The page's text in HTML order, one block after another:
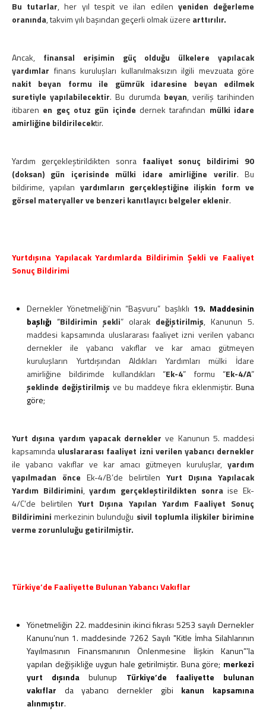
Bu tutarlar, her yıl tespit ve ilan edilen yeniden değerleme
oranında, takvim yılı başından geçerli olmak üzere arttırılır.
Ancak, finansal erişimin güç olduğu ülkelere yapılacak
yardımlar finans kuruluşları kullanılmaksızın ilgili mevzuata göre
nakit beyan formu ile gümrük idaresine beyan edilmek
suretiyle yapılabilecektir. Bu durumda beyan, veriliş tarihinden
itibaren en geç otuz gün içinde dernek tarafından mülki idare
amirliğine bildirilecektir.
Yardım gerçekleştirildikten sonra faaliyet sonuç bildirimi 90
(doksan) gün içerisinde mülki idare amirliğine verilir. Bu
bildirime, yapılan yardımların gerçekleştiğine ilişkin form ve
görsel materyaller ve benzeri kanıtlayıcı belgeler eklenir.
Yurtdışına Yapılacak Yardımlarda Bildirimin Şekli ve Faaliyet
Sonuç Bildirimi
Dernekler Yönetmeliği’nin “Başvuru” başlıklı 19. Maddesinin
başlığı “Bildirimin şekli” olarak değiştirilmiş, Kanunun 5.
maddesi kapsamında uluslararası faaliyet izni verilen yabancı
dernekler ile yabancı vakıflar ve kar amacı gütmeyen
kuruluşların Yurtdışından Aldıkları Yardımları mülki İdare
amirliğine bildirimde kullandıkları “Ek-4” formu “Ek-4/A”
şeklinde değiştirilmiş ve bu maddeye fıkra eklenmiştir. Buna
göre;
Yurt dışına yardım yapacak dernekler ve Kanunun 5. maddesi
kapsamında uluslararası faaliyet izni verilen yabancı dernekler
ile yabancı vakıflar ve kar amacı gütmeyen kuruluşlar, yardım
yapılmadan önce Ek-4/B’de belirtilen Yurt Dışına Yapılacak
Yardım Bildirimini,yardım gerçekleştirildikten sonraise Ek-
4/C’de belirtilenYurt Dışına Yapılan Yardım Faaliyet Sonuç
Bildiriminimerkezinin bulunduğu sivil toplumla ilişkiler birimine
verme zorunluluğu getirilmiştir.
Türkiye’de Faaliyette Bulunan Yabancı Vakıflar
Yönetmeliğin 22. maddesinin ikinci fıkrası 5253 sayılı Dernekler
Kanunu’nun 1. maddesinde 7262 Sayılı "Kitle İmha Silahlarının
Yayılmasının Finansmanının Önlenmesine İlişkin Kanun”’la
yapılan değişikliğe uygun hale getirilmiştir. Buna göre; merkezi
yurt dışındabulunup Türkiye’de faaliyette bulunan
vakıflar da yabancı dernekler gibi kanun kapsamına
alınmıştır.